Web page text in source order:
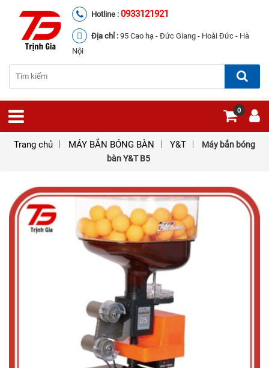
Hotline : 0933121921
Địa chỉ : 95 Cao hạ - Đức Giang - Hoài Đức - Hà
Nội
0
Trang chủ MÁY BẮN BÓNG BÀN Y&T
Máy bắn bóng
bàn Y&T B5